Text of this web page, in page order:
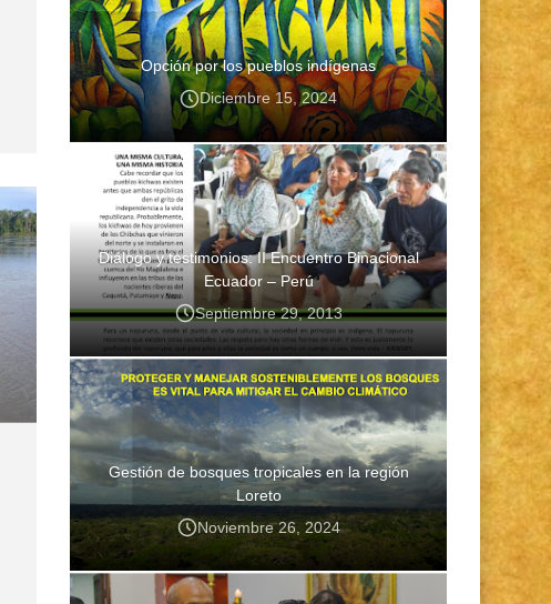
Opción por los pueblos indígenas
Diciembre 15, 2024
Diálogo y testimonios: II Encuentro Binacional
Ecuador – Perú
Septiembre 29, 2013
Gestión de bosques tropicales en la región
Loreto
Noviembre 26, 2024